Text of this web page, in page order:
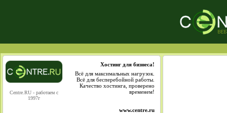
Centre.RU - работаем с
1997г
Хостинг для бизнеса!
Всё для максимальных нагрузок.
Всё для бесперебойной работы.
Качество хостинга, проверено
временем!
www.centre.ru